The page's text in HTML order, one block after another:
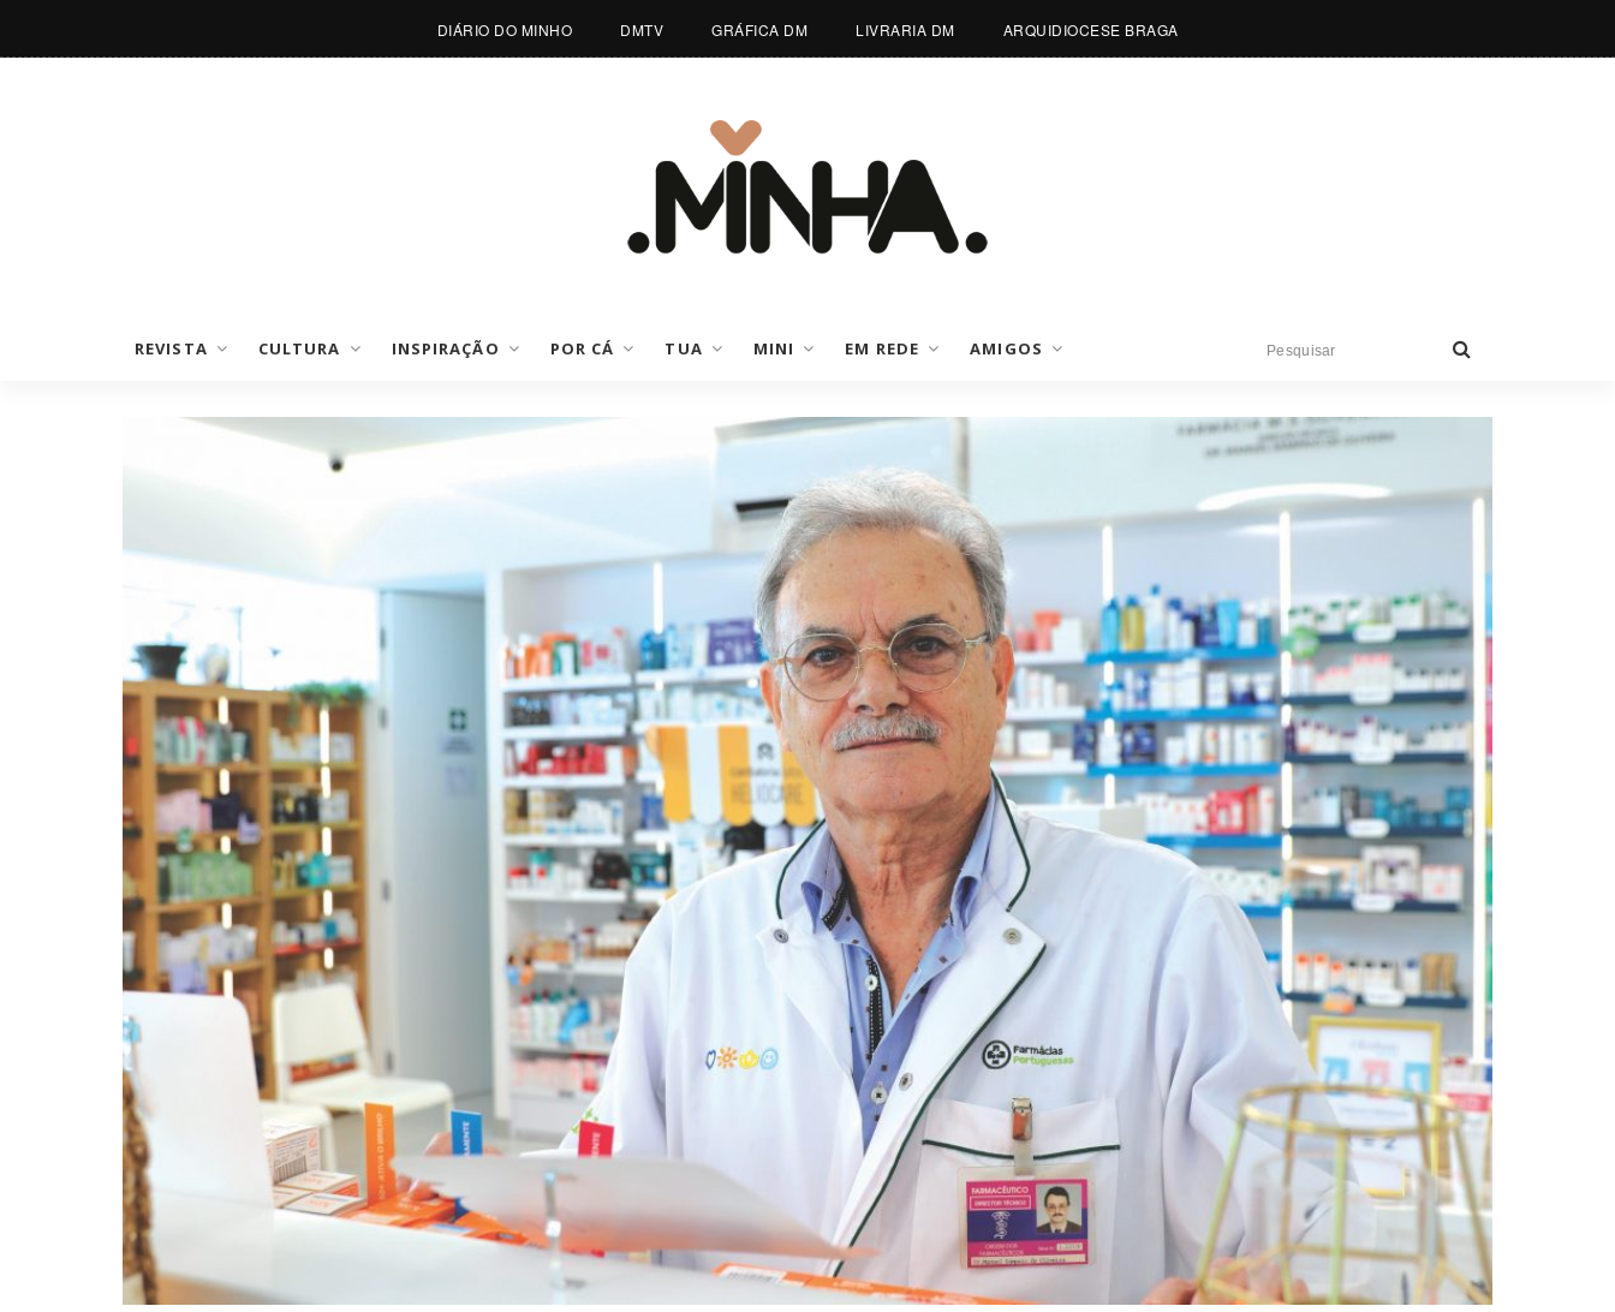
DIÁRIO DO MINHO DMTV GRÁFICA DM LIVRARIA DM ARQUIDIOCESE BRAGA
REVISTA CULTURA INSPIRAÇÃO POR CÁ TUA MINI EM REDE AMIGOS